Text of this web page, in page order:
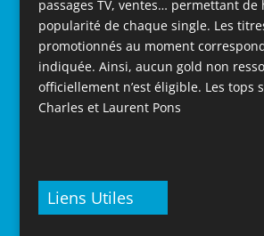
passages TV, ventes… permettant
popularité de chaque single. Les
promotionnés au moment
indiquée. Ainsi, aucun gold non
officiellement n’est éligible. Les tops
Charles et Laurent Pons
Liens Utiles